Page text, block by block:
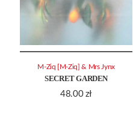
SECRET GARDEN
48.00 zł
M-Ziq [Μ-Ziq] & Mrs Jynx